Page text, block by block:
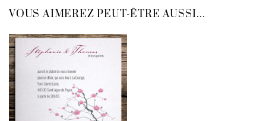
VOUS AIMEREZ PEUT-ÊTRE AUSSI…